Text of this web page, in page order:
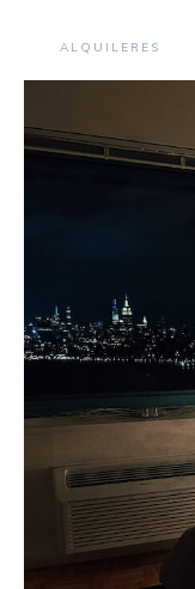
ALQUILERES